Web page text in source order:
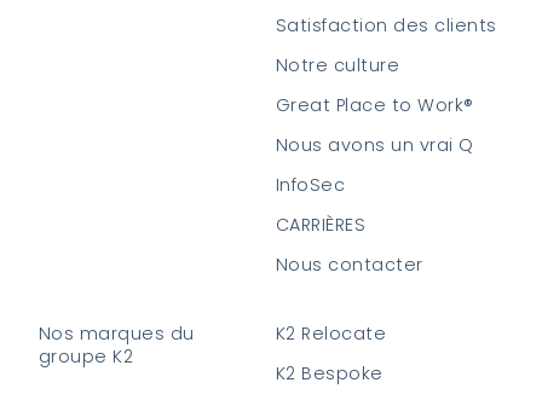
Satisfaction des clients
Notre culture
Great Place to Work®
Nous avons un vrai Q
InfoSec
CARRIÈRES
Nous contacter
Nos marques du
groupe K2
K2 Relocate
K2 Bespoke